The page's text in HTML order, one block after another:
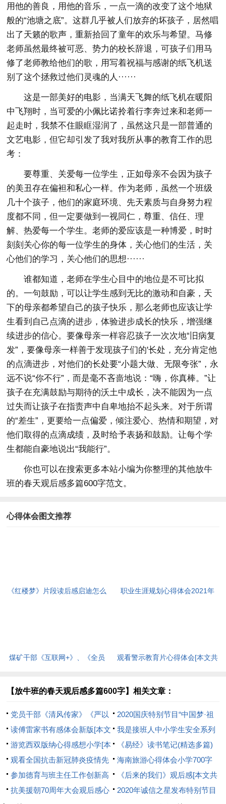
用他的善良，用他的音乐，一点一滴的改变了这个地狱
般的“池塘之底”。这群几乎被人们放弃的坏孩子，居然唱
出了天籁的歌声，重新拾回了童年的欢乐与希望。马修
老师虽然最终被可恶、势力的校长辞退，可孩子们用马
修了老师教给他们的歌，用写着祝福与感谢的纸飞机送
别了这个拯救过他们灵魂的人······
这是一部美好的电影，当满天飞舞的纸飞机在暖阳
中飞翔时，当可爱的小佩比诺拎着行李奔过来和老师一
起走时，我禁不住眼眶湿润了，虽然这只是一部普通的
文艺电影，但它却引发了我对我所从事的教育工作的思
考：
要尊重、关爱每一位学生，正如母亲不会因为孩子
的美丑存在偏袒和私心一样。作为老师，虽然一个班级
几十个孩子，他们的家庭环境、先天素质与自身努力程
度都不同，但一定要做到一视同仁，尊重、信任、理
解、热爱每一个学生。老师的爱应该是一种博爱，时时
刻刻关心你的每一位学生的身体，关心他们的生活，关
心他们的学习，关心他们的思想······
谁都知道，老师在学生心目中的地位是不可比拟
的。一句鼓励，可以让学生感到无比的激动和自豪，天
下的母亲都希望自己的孩子快乐，那么老师也应该让学
生看到自己点滴的进步，体验进步成长的快乐，增强继
续进步的信心。要像母亲一样容忍孩子一次次地“旧病复
发”，要像母亲一样善于发现孩子们的'长处，充分肯定他
的点滴进步，对他们的长处要“小题大做、无限夸张”，永
远不说“你不行”，而是毫不吝啬地说：“嗨，你真棒。”让
孩子在充满鼓励与期待的沃土中成长，决不能因为一点
过失而让孩子在指责声中自卑地抬不起头来。对于所谓
的“差生”，更要给一点偏爱，倾注爱心、热情和期望，对
他们取得的点滴成绩，及时给予表扬和鼓励。让每个学
生都能自豪地说出“我能行”。
你也可以在搜索更多本站小编为你整理的其他放牛
班的春天观后感多篇600字范文。
心得体会图文推荐
《红楼梦》片段读后感启迪怎么
职业生涯规划心得体会2021年
煤矿干部《互联网+》、《全员
1356字]
观看警示教育片心得体会[本文共
【放牛班的春天观后感多篇600字】相关文章：
党员干部《清风传家》《严以
治家》读后感[本文共975字]
2020国庆特别节目“中国梦·祖
国颂”观后感多篇[本文共2957字]
读傅雷家书有感体会新版[本文
共3844字]
我是接班人中小学生安全系列
大课学习心得多篇[本文共3726
字]
游览西双版纳心得感想小学[本
文共3286字]
《易经》读书笔记(精选多篇)
[本文共5841字]
观看全国抗击新冠肺炎疫情先
进事迹报告会学习心得[本文共
3878字]
海南旅游心得体会小学700字
[本文共3313字]
参加德育与班主任工作创新高
级研修班学习心得体会（共2
《后来的我们》观后感[本文共
2835字]
抗美援朝70周年大会观后感心
2020年诚信之星发布特别节目